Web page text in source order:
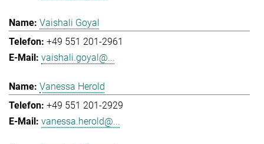
Vaishali Goyal
+49 551 201-2961
vaishali.goyal@...
Vanessa Herold
+49 551 201-2929
vanessa.herold@...